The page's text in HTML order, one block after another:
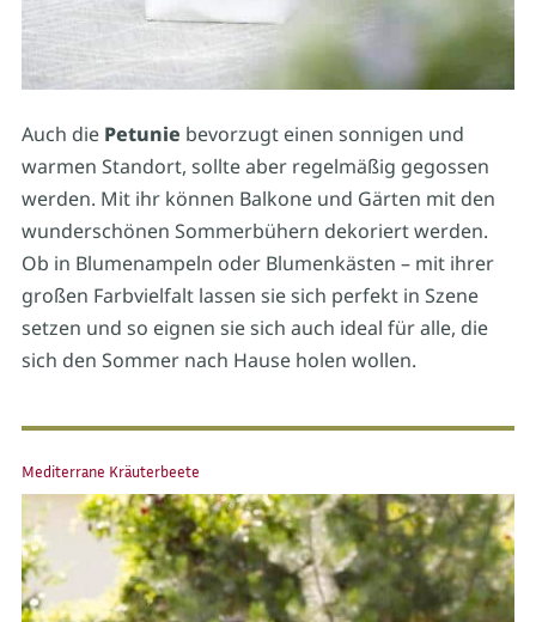
Auch die Petunie bevorzugt einen sonnigen und
warmen Standort, sollte aber regelmäßig gegossen
werden. Mit ihr können Balkone und Gärten mit den
wunderschönen Sommerbühern dekoriert werden.
Ob in Blumenampeln oder Blumenkästen – mit ihrer
großen Farbvielfalt lassen sie sich perfekt in Szene
setzen und so eignen sie sich auch ideal für alle, die
sich den Sommer nach Hause holen wollen.
Mediterrane Kräuterbeete